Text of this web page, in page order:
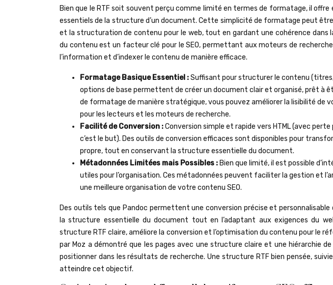
Bien que le RTF soit souvent perçu comme limité en termes de formatage, il
essentiels de la structure d’un document. Cette simplicité de formatage peut
et la structuration de contenu pour le web, tout en gardant une cohérence dans
du contenu est un facteur clé pour le SEO, permettant aux moteurs de
l’information et d’indexer le contenu de manière efficace.
Formatage Basique Essentiel :Suffisant pour structurer le contenu
options de base permettent de créer un document clair et organisé, prêt à
de formatage de manière stratégique, vous pouvez améliorer la lisibilité de
pour les lecteurs et les moteurs de recherche.
Facilité de Conversion :Conversion simple et rapide vers HTML (avec
c’est le but). Des outils de conversion efficaces sont disponibles pour
propre, tout en conservant la structure essentielle du document.
Métadonnées Limitées mais Possibles : Bien que limité, il est possible
utiles pour l’organisation. Ces métadonnées peuvent faciliter la gestion et
une meilleure organisation de votre contenu SEO.
Des outils tels que Pandoc permettent une conversion précise et
la structure essentielle du document tout en l’adaptant aux exigences du
structure RTF claire, améliore la conversion et l’optimisation du contenu pour le
par Moz a démontré que les pages avec une structure claire et une hiérarchie
positionner dans les résultats de recherche. Une structure RTF bien pensée,
atteindre cet objectif.